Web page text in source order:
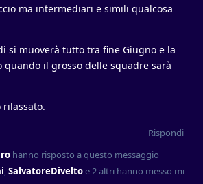
ma intermediari e simili qualcosa
si muoverà tutto tra fine Giugno e la
il grosso delle squadre sarà
rilassato.
Rispondi
hanno risposto a questo messaggio
,SalvatoreDiveltoe2altri hanno messo mi